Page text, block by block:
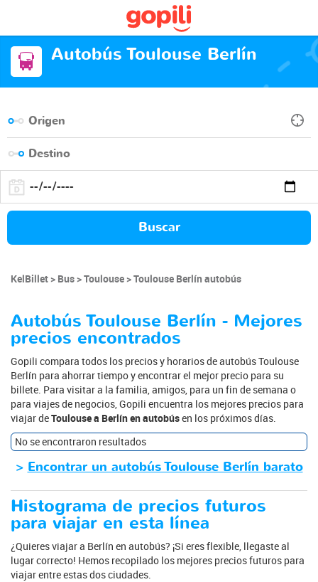
Autobús Toulouse Berlín
Buscar
KelBillet Bus Toulouse Toulouse Berlín autobús
Autobús Toulouse Berlín - Mejores
precios encontrados
Gopili compara todos los precios y horarios de autobús Toulouse
Berlín para ahorrar tiempo y encontrar el mejor precio para su
billete. Para visitar a la familia, amigos, para un fin de semana o
para viajes de negocios, Gopili encuentra los mejores precios para
viajar deToulouse a Berlín en autobúsen los próximos días.
No se encontraron resultados
> Encontrar un autobús Toulouse Berlín barato
Histograma de precios futuros
para viajar en esta línea
¿Quieres viajar a Berlín en autobús? ¡Si eres flexible, llegaste al
lugar correcto! Hemos recopilado los mejores precios futuros para
viajar entre estas dos ciudades.